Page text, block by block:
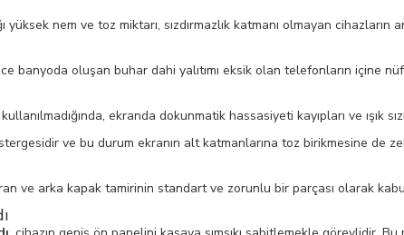
yüksek nem ve toz miktarı, sızdırmazlık katmanı olmayan
banyoda oluşan buhar dahi yalıtımı eksik olan telefonların içine
kullanılmadığında, ekranda dokunmatik hassasiyeti kayıpları ve ışık
ve bu durum ekranın alt katmanlarına toz birikmesine de
ve arka kapak tamirinin standart ve zorunlu bir parçası olarak